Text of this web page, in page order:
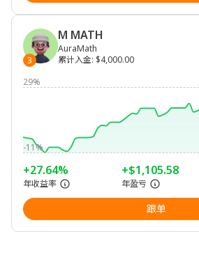
3
M MATH
AuraMath
累计入金: $4,000.00
29%
-11%
+27.64%
年收益率
+$1,105.58
年盈亏
跟单